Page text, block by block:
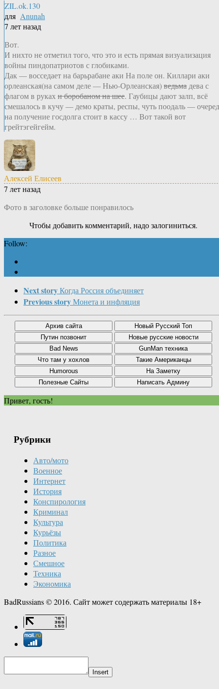
ZIL.ok.130
для Anunah
7 лет назад
Вот.
И нихто не отметил того, что это и есть прямая визуализация
войны пиндопатриотов с глобиками.
Дак — восседает на барьрабане аки На поле он. Киллари аки
орлеанская(на самом деле — Нью-Орлеанская)ведьмадева с
флагом в рукахи боробаном на шее. Гаубицы дают залп, всё
смешалось в кучу — демо краты, респы, чуть поодаль —
на получение госдолга стоит в кассу … Вот такой вот
грейтэгейгейм.
Алексей Елисеев
7 лет назад
Фото в заголовке больше понравилось
Чтобы добавить комментарий, надо залогиниться.
Follow:
Next storyКогда Россия объединяет
Previous storyМонета и инфляция
Привет, гость!
Рубрики
Авто/мото
Военное
Интернет
История
Конспирология
Криминал
Культура
Курьёзы
Политика
Разное
Смешное
Техника
Экономика
BadRussians © 2016. Сайт может содержать материалы 18+
Insert